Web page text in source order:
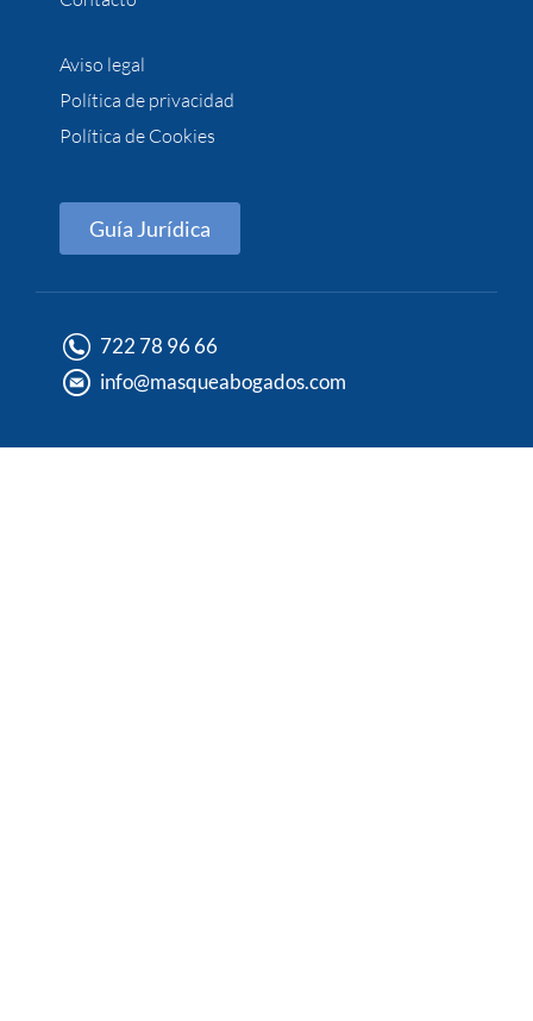
Aviso legal
Política de privacidad
Política de Cookies
Guía Jurídica
722 78 96 66
info@masqueabogados.com